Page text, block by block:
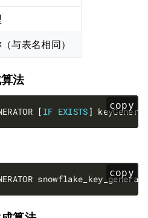
与表名相同）
法
copy
[ IF EXISTS
copy